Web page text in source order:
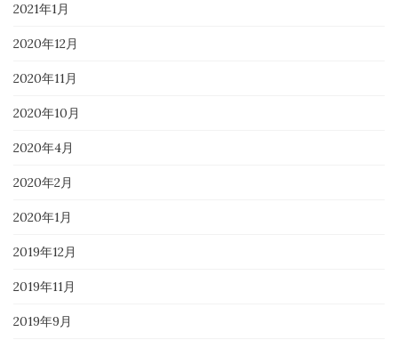
2021年1月
2020年12月
2020年11月
2020年10月
2020年4月
2020年2月
2020年1月
2019年12月
2019年11月
2019年9月